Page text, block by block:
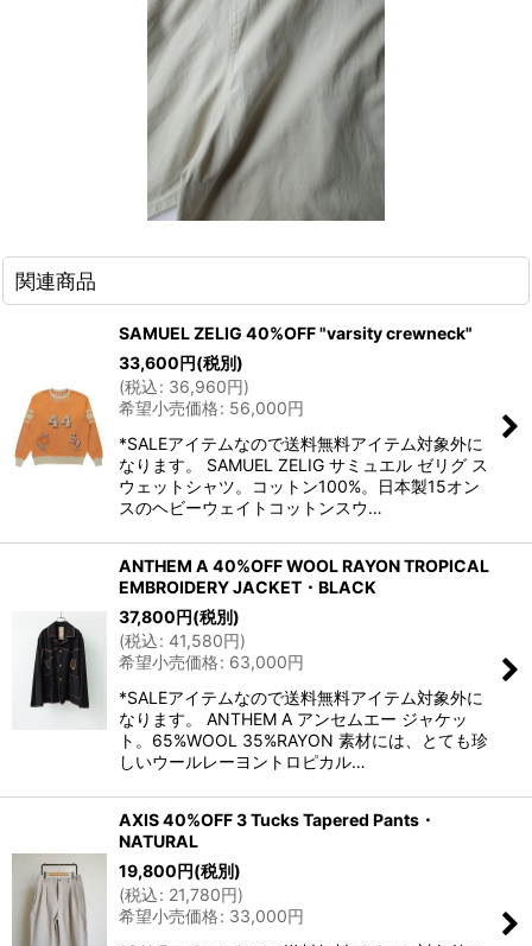
関連商品
SAMUEL ZELIG 40%OFF "varsity crewneck"
33,600円(税別)
(税込: 36,960円)
希望小売価格: 56,000円
*SALEアイテムなので送料無料アイテム対象外に
なります。 SAMUEL ZELIG サミュエル ゼリグ ス
ウェットシャツ。コットン100%。日本製15オン
スのヘビーウェイトコットンスウ…
ANTHEM A 40%OFF WOOL RAYON TROPICAL
EMBROIDERY JACKET・BLACK
37,800円(税別)
(税込: 41,580円)
希望小売価格: 63,000円
*SALEアイテムなので送料無料アイテム対象外に
なります。 ANTHEM A アンセムエー ジャケッ
ト。65%WOOL 35%RAYON 素材には、とても珍
しいウールレーヨントロピカル…
AXIS 40%OFF 3 Tucks Tapered Pants・
NATURAL
19,800円(税別)
(税込: 21,780円)
希望小売価格: 33,000円